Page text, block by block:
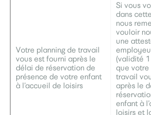
Votre planning de travail
vous est fourni après le
délai de réservation de
présence de votre enfant
à l’accueil de loisirs
Si vous
dans
nous
vouloir
une
(validité
que votre
travail
après le
enfant à
loisirs et